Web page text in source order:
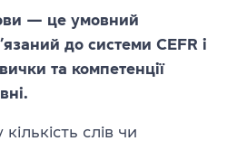
— це умовний
до системи CEFR і
та компетенції
слів чи